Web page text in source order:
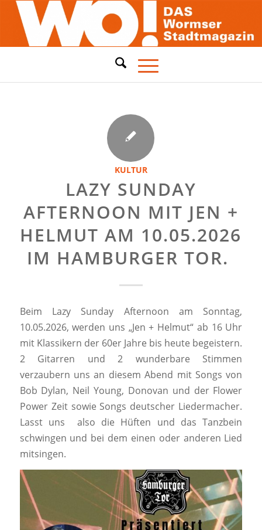
KULTUR
LAZY SUNDAY
AFTERNOON MIT JEN +
HELMUT AM 10.05.2026
IM HAMBURGER TOR.
Beim Lazy Sunday Afternoon am Sonntag,
10.05.2026, werden uns „Jen + Helmut“ ab 16 Uhr
mit Klassikern der 60er Jahre bis heute begeistern.
2 Gitarren und 2 wunderbare Stimmen
verzaubern uns an diesem Abend mit Songs von
Bob Dylan, Neil Young, Donovan und der Flower
Power Zeit sowie Songs deutscher Liedermacher.
Lasst uns also die Hüften und das Tanzbein
schwingen und bei dem einen oder anderen Lied
mitsingen.